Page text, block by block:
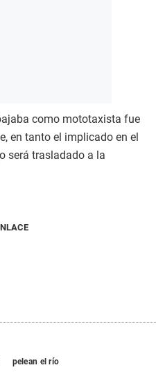
como mototaxista fue
en tanto el implicado en el
será trasladado a la
pelean el río